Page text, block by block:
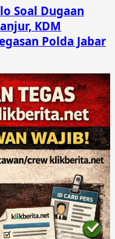
Soal Dugaan
KDM
Polda Jabar